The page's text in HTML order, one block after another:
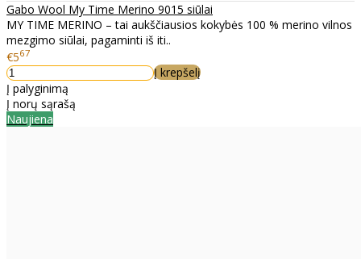
Gabo Wool My Time Merino 9015 siūlai
MY TIME MERINO – tai aukščiausios kokybės 100 % merino vilnos
mezgimo siūlai, pagaminti iš iti..
€567
Į krepšelį
Į palyginimą
Į norų sąrašą
Naujiena